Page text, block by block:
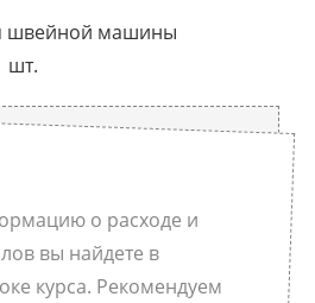
швейной машины
шт.
о расходе и
вы найдете в
курса. Рекомендуем